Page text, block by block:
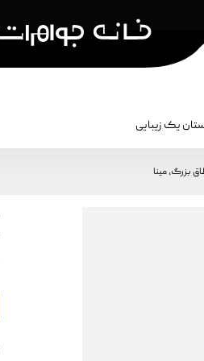
یک زیبایی
بزرگ، مینا